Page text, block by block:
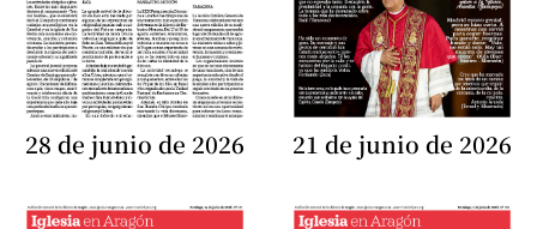
28 de junio de 2026 21 de junio de 2026